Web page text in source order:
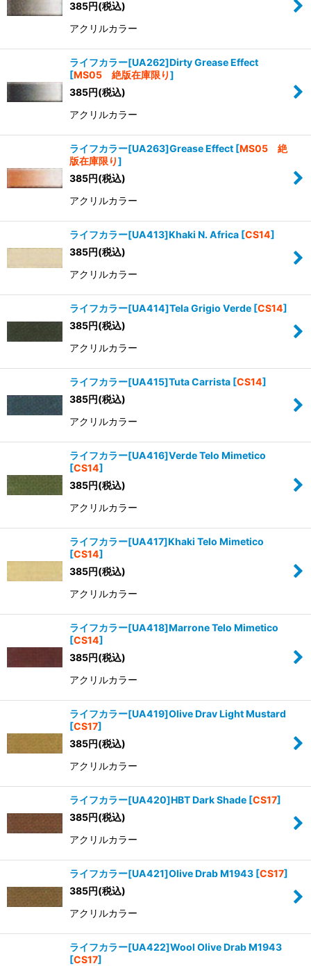
385円(税込)
アクリルカラー
ライフカラー[UA262]Dirty Grease Effect
[MS05 絶版在庫限り]
385円(税込)
アクリルカラー
ライフカラー[UA263]Grease Effect [MS05 絶
版在庫限り]
385円(税込)
アクリルカラー
ライフカラー[UA413]Khaki N. Africa [CS14]
385円(税込)
アクリルカラー
ライフカラー[UA414]Tela Grigio Verde [CS14]
385円(税込)
アクリルカラー
ライフカラー[UA415]Tuta Carrista [CS14]
385円(税込)
アクリルカラー
ライフカラー[UA416]Verde Telo Mimetico
[CS14]
385円(税込)
アクリルカラー
ライフカラー[UA417]Khaki Telo Mimetico
[CS14]
385円(税込)
アクリルカラー
ライフカラー[UA418]Marrone Telo Mimetico
[CS14]
385円(税込)
アクリルカラー
ライフカラー[UA419]Olive Drav Light Mustard
[CS17]
385円(税込)
アクリルカラー
ライフカラー[UA420]HBT Dark Shade [CS17]
385円(税込)
アクリルカラー
ライフカラー[UA421]Olive Drab M1943 [CS17]
385円(税込)
アクリルカラー
ライフカラー[UA422]Wool Olive Drab M1943
[CS17]